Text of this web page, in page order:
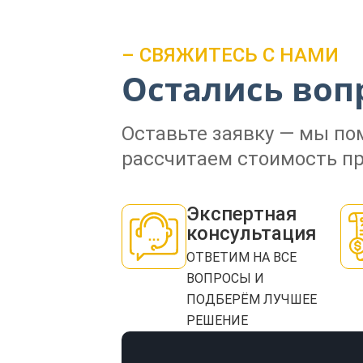
– СВЯЖИТЕСЬ С НАМИ
Остались
Оставьте заявку — мы
рассчитаем стоимость
Экспертная
консультация
ОТВЕТИМ НА ВСЕ
ВОПРОСЫ И
ПОДБЕРЁМ ЛУЧШЕЕ
РЕШЕНИЕ